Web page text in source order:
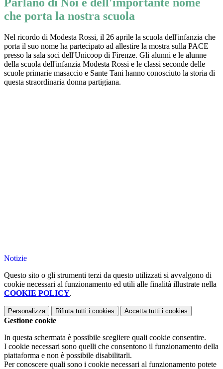
Parlano di Noi e dell'importante nome
che porta la nostra scuola
Nel ricordo di Modesta Rossi, il 26 aprile la scuola dell'infanzia che
porta il suo nome ha partecipato ad allestire la mostra sulla PACE
presso la sala soci dell'Unicoop di Firenze. Gli alunni e le alunne
della scuola dell'infanzia Modesta Rossi e le classi seconde delle
scuole primarie masaccio e Sante Tani hanno conosciuto la storia di
questa straordinaria donna partigiana.
Notizie
Questo sito o gli strumenti terzi da questo utilizzati si avvalgono di
cookie necessari al funzionamento ed utili alle finalità illustrate nella
COOKIE POLICY.
Personalizza Rifiuta tutti i cookies Accetta tutti i cookies
Gestione cookie
In questa schermata è possibile scegliere quali cookie consentire.
I cookie necessari sono quelli che consentono il funzionamento della
piattaforma e non è possibile disabilitarli.
Per conoscere quali sono i cookie necessari al funzionamento potete